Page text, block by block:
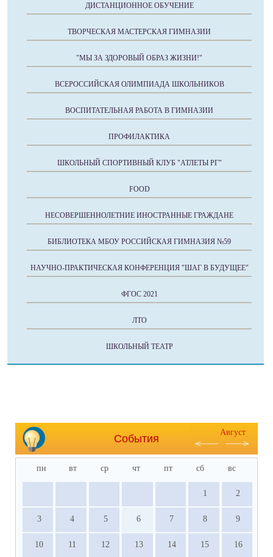
ДИСТАНЦИОННОЕ ОБУЧЕНИЕ
ТВОРЧЕСКАЯ МАСТЕРСКАЯ ГИМНАЗИИ
"МЫ ЗА ЗДОРОВЫЙ ОБРАЗ ЖИЗНИ!"
ВСЕРОССИЙСКАЯ ОЛИМПИАДА ШКОЛЬНИКОВ
ВОСПИТАТЕЛЬНАЯ РАБОТА В ГИМНАЗИИ
ПРОФИЛАКТИКА
ШКОЛЬНЫЙ СПОРТИВНЫЙ КЛУБ "АТЛЕТЫ РГ"
FOOD
НЕСОВЕРШЕННОЛЕТНИЕ ИНОСТРАННЫЕ ГРАЖДАНЕ
БИБЛИОТЕКА МБОУ РОССИЙСКАЯ ГИМНАЗИЯ №59
НАУЧНО-ПРАКТИЧЕСКАЯ КОНФЕРЕНЦИЯ "ШАГ В БУДУЩЕЕ"
ФГОС 2021
ЛТО
ШКОЛЬНЫЙ ТЕАТР
События
Август
пн вт ср чт пт сб вс
1 2
3 4 5 6 7 8 9
10 11 12 13 14 15 16